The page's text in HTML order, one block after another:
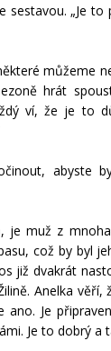
sestavou. „Je
můžeme
hrát
ví, že je to
abyste
je muž z
což by byl
již dvakrát
Anelka
ano. Je
Je to dobrý